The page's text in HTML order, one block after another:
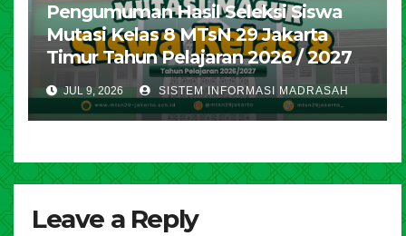
Pengumuman Hasil Seleksi Siswa
Mutasi Kelas 8 MTsN 29 Jakarta
Timur Tahun Pelajaran 2026 / 2027
JUL 9, 2026 SISTEM INFORMASI MADRASAH
Leave a Reply